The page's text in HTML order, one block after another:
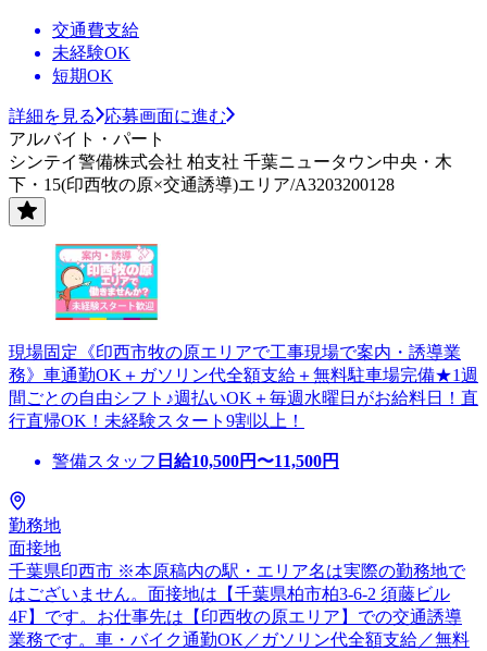
交通費支給
未経験OK
短期OK
詳細を見る
応募画面に進む
アルバイト・パート
シンテイ警備株式会社 柏支社 千葉ニュータウン中央・木
下・15(印西牧の原×交通誘導)エリア/A3203200128
現場固定《印西市牧の原エリアで工事現場で案内・誘導業
務》車通勤OK＋ガソリン代全額支給＋無料駐車場完備★1週
間ごとの自由シフト♪週払いOK＋毎週水曜日がお給料日！直
行直帰OK！未経験スタート9割以上！
警備スタッフ 日給10,500円〜11,500円
勤務地
面接地
千葉県印西市 ※本原稿内の駅・エリア名は実際の勤務地で
はございません。面接地は【千葉県柏市柏3-6-2 須藤ビル
4F】です。お仕事先は【印西牧の原エリア】での交通誘導
業務です。車・バイク通勤OK／ガソリン代全額支給／無料